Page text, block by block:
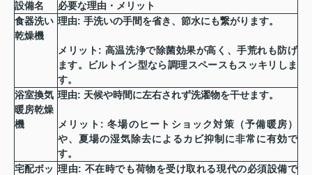
設備名
必要な理由・メリット
食器洗い
乾燥機
理由: 手洗いの手間を省き、節水にも繋がります。
メリット: 高温洗浄で除菌効果が高く、手荒れも防げ
ます。ビルトイン型なら調理スペースもスッキリしま
す。
浴室換気
暖房乾燥
機
理由: 天候や時間に左右されず洗濯物を干せます。
メリット: 冬場のヒートショック対策（予備暖房）
や、夏場の湿気除去によるカビ抑制に非常に有効で
す。
宅配ボッ 理由: 不在時でも荷物を受け取れる現代の必須設備で